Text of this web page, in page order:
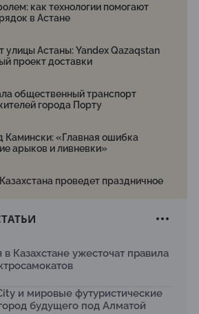
как технологии помогают
в Астане
улицы Астаны: Yandex Qazaqstan
проект доставки
общественный транспорт
города Порту
Камински: «Главная ошибка
арыков и ливневки»
проведет праздничное
строителя
кодекс: что изменилось для
Казахстане ужесточат правила
и мировые футуристические
будущего под Алматой